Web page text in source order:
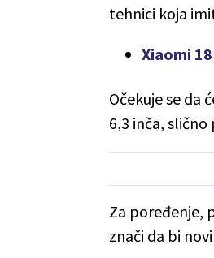
tehnici koja
Xiaomi
Očekuje se da
6,3 inča,
Za poređenje,
znači da bi